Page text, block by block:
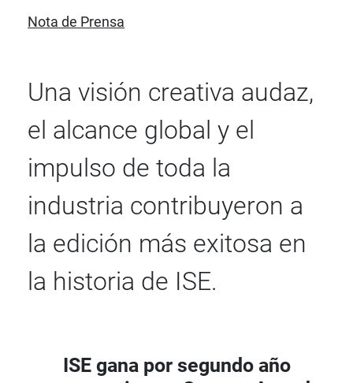
Nota de Prensa
Una visión creativa audaz,
el alcance global y el
impulso de toda la
industria contribuyeron a
la edición más exitosa en
la historia de ISE.
ISE gana por segundo año